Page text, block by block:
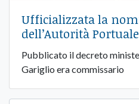
Ufficializzata la
dell’Autorità Portuale
Pubblicato il decreto
Gariglio era commissario